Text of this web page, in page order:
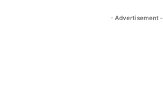
- Advertisement -